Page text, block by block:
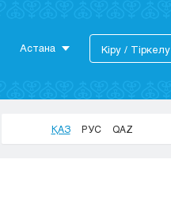
Астана
Актобе
Кіру / Тіркелу
ҚАЗ РУС QAZ